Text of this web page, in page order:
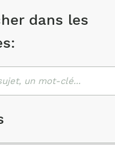
dans les